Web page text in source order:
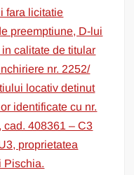
fara licitatie
preemptiune, D-lui
calitate de titular
nr. 2252/
locativ detinut
identificate cu nr.
cad. 408361 – C3
proprietatea
Pischia.